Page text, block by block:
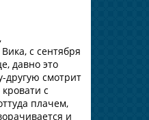
с сентября
давно это
другую смотрит
с
плачем,
и